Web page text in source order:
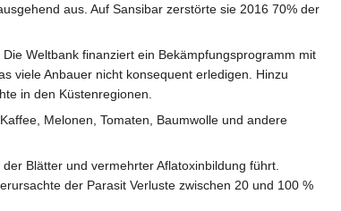
aus. Auf Sansibar zerstörte sie 2016 70% der
Weltbank finanziert ein Bekämpfungsprogramm mit
viele Anbauer nicht konsequent erledigen. Hinzu
in den Küstenregionen.
Melonen, Tomaten, Baumwolle und andere
Blätter und vermehrter Aflatoxinbildung führt.
der Parasit Verluste zwischen 20 und 100 %